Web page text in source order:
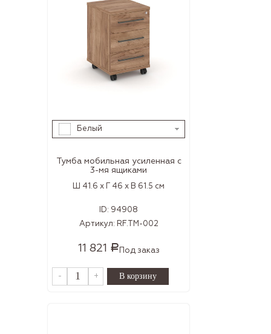
Белый
Тумба мобильная усиленная с
3-мя ящиками
Ш 41.6 x Г 46 x В 61.5 см
ID: 94908
Артикул: RF.TM-002
11 821 Р Под заказ
- +